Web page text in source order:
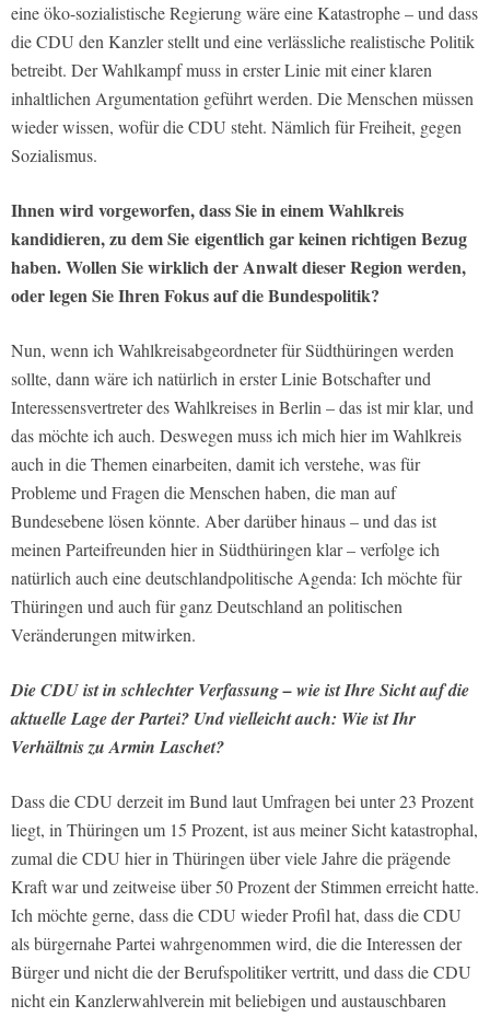
eine öko-sozialistische Regierung wäre eine Katastrophe – und dass
die CDU den Kanzler stellt und eine verlässliche realistische Politik
betreibt. Der Wahlkampf muss in erster Linie mit einer klaren
inhaltlichen Argumentation geführt werden. Die Menschen müssen
wieder wissen, wofür die CDU steht. Nämlich für Freiheit, gegen
Sozialismus.
Ihnen wird vorgeworfen, dass Sie in einem Wahlkreis
kandidieren, zu dem Sie eigentlich gar keinen richtigen Bezug
haben. Wollen Sie wirklich der Anwalt dieser Region werden,
oder legen Sie Ihren Fokus auf die Bundespolitik?
Nun, wenn ich Wahlkreisabgeordneter für Südthüringen werden
sollte, dann wäre ich natürlich in erster Linie Botschafter und
Interessensvertreter des Wahlkreises in Berlin – das ist mir klar, und
das möchte ich auch. Deswegen muss ich mich hier im Wahlkreis
auch in die Themen einarbeiten, damit ich verstehe, was für
Probleme und Fragen die Menschen haben, die man auf
Bundesebene lösen könnte. Aber darüber hinaus – und das ist
meinen Parteifreunden hier in Südthüringen klar – verfolge ich
natürlich auch eine deutschlandpolitische Agenda: Ich möchte für
Thüringen und auch für ganz Deutschland an politischen
Veränderungen mitwirken.
Die CDU ist in schlechter Verfassung – wie ist Ihre Sicht auf die
aktuelle Lage der Partei? Und vielleicht auch: Wie ist Ihr
Verhältnis zu Armin Laschet?
Dass die CDU derzeit im Bund laut Umfragen bei unter 23 Prozent
liegt, in Thüringen um 15 Prozent, ist aus meiner Sicht katastrophal,
zumal die CDU hier in Thüringen über viele Jahre die prägende
Kraft war und zeitweise über 50 Prozent der Stimmen erreicht hatte.
Ich möchte gerne, dass die CDU wieder Profil hat, dass die CDU
als bürgernahe Partei wahrgenommen wird, die die Interessen der
Bürger und nicht die der Berufspolitiker vertritt, und dass die CDU
nicht ein Kanzlerwahlverein mit beliebigen und austauschbaren